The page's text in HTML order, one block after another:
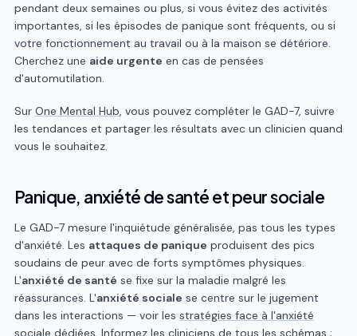
pendant deux semaines ou plus, si vous évitez des activités
importantes, si les épisodes de panique sont fréquents, ou si
votre fonctionnement au travail ou à la maison se détériore.
Cherchez une aide urgente en cas de pensées
d'automutilation.
Sur One Mental Hub, vous pouvez compléter le GAD-7, suivre
les tendances et partager les résultats avec un clinicien quand
vous le souhaitez.
Panique, anxiété de santé et peur sociale
Le GAD-7 mesure l'inquiétude généralisée, pas tous les types
d'anxiété. Les attaques de panique produisent des pics
soudains de peur avec de forts symptômes physiques.
L'anxiété de santé se fixe sur la maladie malgré les
réassurances. L'anxiété sociale se centre sur le jugement
dans les interactions — voir les stratégies face à l'anxiété
sociale dédiées. Informez les cliniciens de tous les schémas ;